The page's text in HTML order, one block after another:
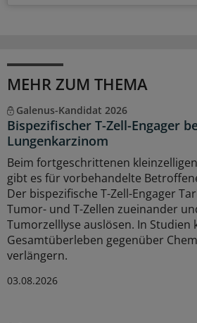
MEHR ZUM THEMA
Galenus-Kandidat 2026
Bispezifischer T-Zell-Engager
Lungenkarzinom
Beim fortgeschrittenen
gibt es für vorbehandelte
Der bispezifische T-Zell-Engager
Tumor- und T-Zellen zueinander
Tumorzelllyse auslösen. In Studien
Gesamtüberleben gegenüber
verlängern.
03.08.2026